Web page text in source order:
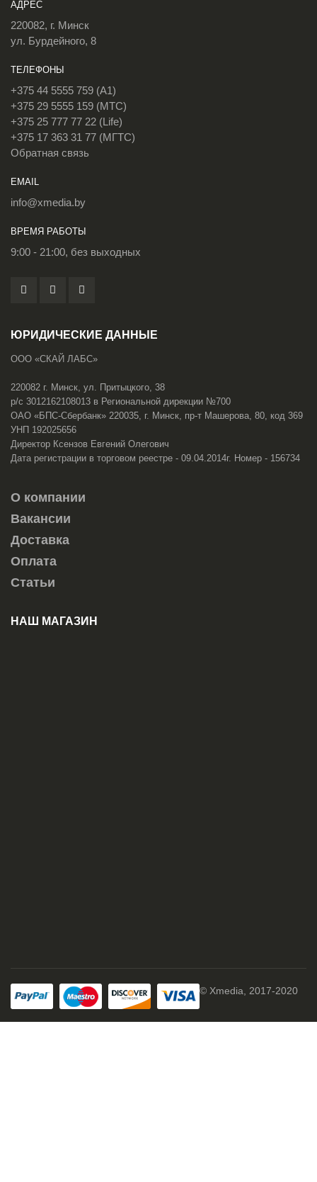
АДРЕС
220082, г. Минск
ул. Бурдейного, 8
ТЕЛЕФОНЫ
+375 44 5555 759 (A1)
+375 29 5555 159 (МТС)
+375 25 777 77 22 (Life)
+375 17 363 31 77 (МГТС)
Обратная связь
EMAIL
info@xmedia.by
ВРЕМЯ РАБОТЫ
9:00 - 21:00, без выходных
ЮРИДИЧЕСКИЕ ДАННЫЕ
ООО «СКАЙ ЛАБС»
220082 г. Минск, ул. Притыцкого, 38
р/с 3012162108013 в Региональной дирекции №700
ОАО «БПС-Сбербанк» 220035, г. Минск, пр-т Машерова, 80, код 369
УНП 192025656
Директор Ксензов Евгений Олегович
Дата регистрации в торговом реестре - 09.04.2014г. Номер - 156734
О компании
Вакансии
Доставка
Оплата
Статьи
НАШ МАГАЗИН
© Xmedia, 2017-2020